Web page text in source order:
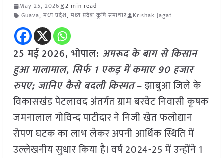
May 25, 2026
2 min read
Guava, मध्य प्रदेश, मध्य प्रदेश कृषि समाचार Krishak Jagat
25 मई2026, भोपाल: अमरूद के बाग से किसान
हुआ मालामाल, सिर्फ 1 एकड़ में कमाए 90 हजार
रुपए; जानिए कैसे बदली किस्मत– झाबुआ जिले के
विकासखंड पेटलावद अंतर्गत ग्राम बरवेट निवासी कृषक
जमनालाल गोविन्द पाटीदार ने निजी खेत फलोद्यान
रोपण घटक का लाभ लेकर अपनी आर्थिक स्थिति में
उल्लेखनीय सुधार किया है। वर्ष 2024-25 में उन्होंने 1